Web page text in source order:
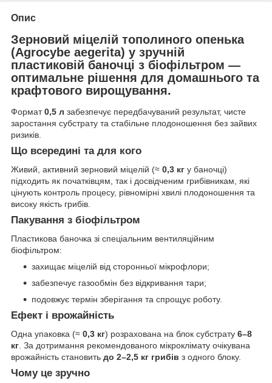
Опис
Зерновий міцелій тополиного опенька
(Agrocybe aegerita) у зручній
пластиковій баночці з біофільтром —
оптимальне рішення для домашнього та
крафтового вирощування.
Формат0,5 л забезпечує передбачуваний результат, чисте
заростання субстрату та стабільне плодоношення без зайвих
ризиків.
Що всередині та для кого
Живий, активний зерновий міцелій (≈ 0,3 кг у баночці)
підходить як початківцям, так і досвідченим грибівникам, які
цінують контроль процесу, рівномірні хвилі плодоношення та
високу якість грибів.
Пакування з біофільтром
Пластикова баночка зі спеціальним вентиляційним
біофільтром:
захищає міцелій від сторонньої мікрофлори;
забезпечує газообмін без відкривання тари;
подовжує термін зберігання та спрощує роботу.
Ефект і врожайність
Одна упаковка (≈ 0,3 кг) розрахована на блок субстрату 6–8
кг . За дотримання рекомендованого мікроклімату очікувана
врожайність становить до 2–2,5 кг грибів з одного блоку.
Чому це зручно